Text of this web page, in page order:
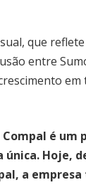
que
entre
em
é um
Hoje,
a